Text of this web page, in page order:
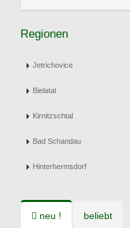
Regionen
Jetrichovice
Bielatal
Kirnitzschtal
Bad Schandau
Hinterhermsdorf
neu ! beliebt